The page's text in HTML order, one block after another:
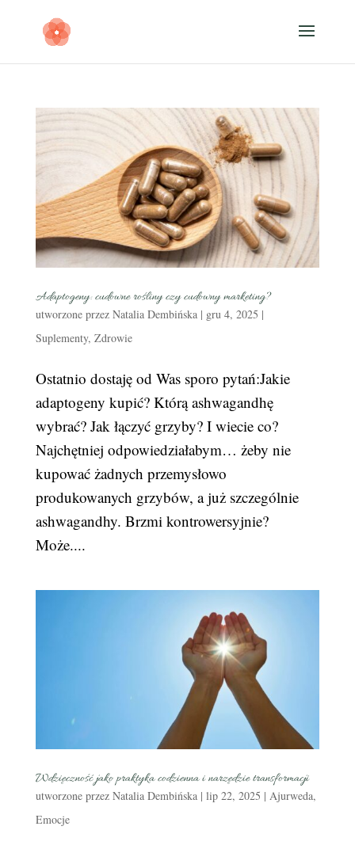
Adaptogeny: cudowne rośliny czy cudowny marketing?
utworzone przez Natalia Dembińska| gru 4, 2025 |
Suplementy, Zdrowie
Ostatnio dostaję od Was sporo pytań:Jakie
adaptogeny kupić? Którą ashwagandhę
wybrać? Jak łączyć grzyby? I wiecie co?
Najchętniej odpowiedziałabym… żeby nie
kupować żadnych przemysłowo
produkowanych grzybów, a już szczególnie
ashwagandhy. Brzmi kontrowersyjnie?
Może....
Wdzięczność jako praktyka codzienna i narzędzie transformacji
utworzone przez Natalia Dembińska| lip 22, 2025 | Ajurweda,
Emocje